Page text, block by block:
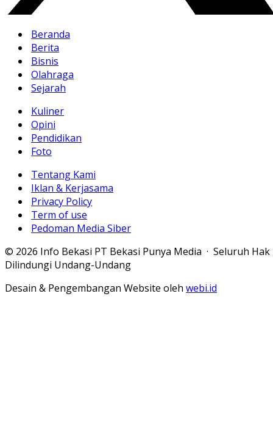
Beranda
Berita
Bisnis
Olahraga
Sejarah
Kuliner
Opini
Pendidikan
Foto
Tentang Kami
Iklan & Kerjasama
Privacy Policy
Term of use
Pedoman Media Siber
© 2026 Info Bekasi PT Bekasi Punya Media · Seluruh Hak
Dilindungi Undang-Undang
Desain & Pengembangan Website oleh webi.id